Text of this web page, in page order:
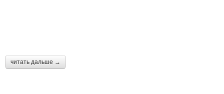
читать дальше →